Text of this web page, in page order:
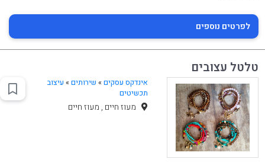
לפרטים נוספים
טלטל עצובים
אינדקס עסקים » שירותים» עיצוב
תכשיטים
מעוז חיים , מעוז חיים